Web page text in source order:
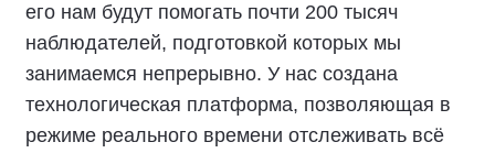
его нам будут помогать почти 200 тысяч
наблюдателей, подготовкой которых мы
занимаемся непрерывно. У нас создана
технологическая платформа, позволяющая в
режиме реального времени отслеживать всё